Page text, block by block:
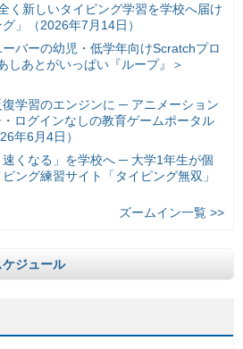
く新しいタイピング学習を学校へ届け
」（2026年7月14日）
バーの幼児・低学年向けScratchプロ
あとがいっぱい『ループ』＞
復学習のエンジンに ─ アニメーション
ログインなしの教育ゲームポータル
年6月4日）
速くなる」を学校へ ─ 大学1年生が個
ング練習サイト「タイピング無双」
ズームイン一覧 >>
ジュール